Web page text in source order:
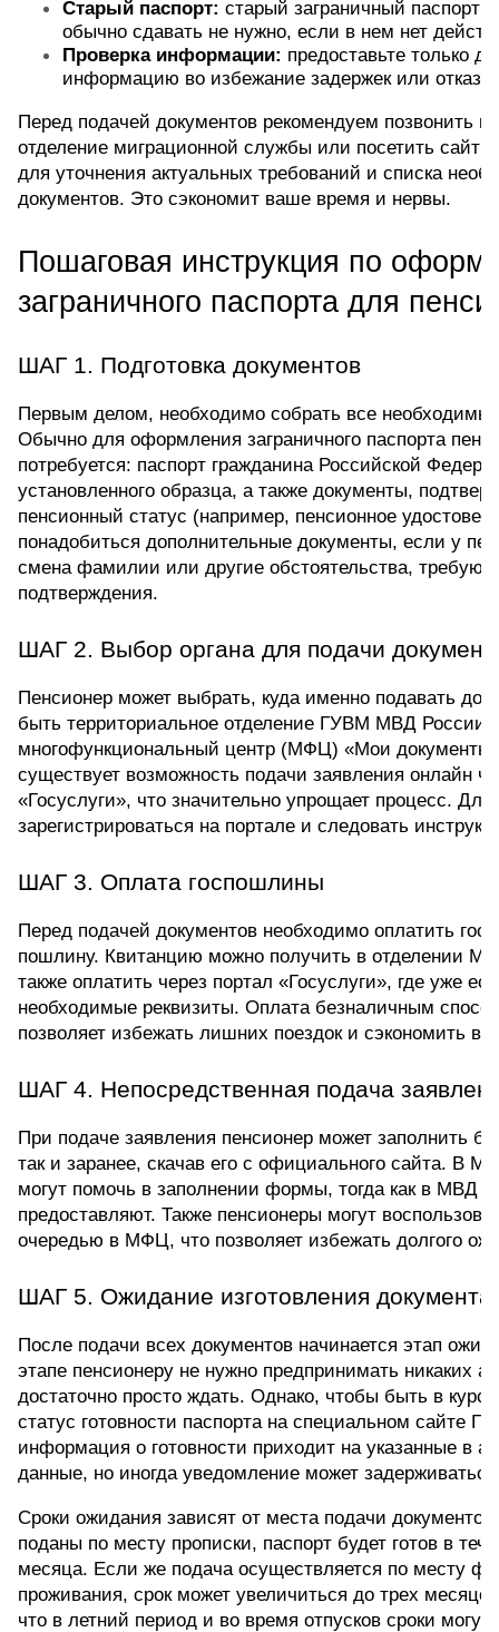
Старый паспорт: старый заграничный паспорт
обычно сдавать не нужно, если в нем нет
Проверка информации: предоставьте только
информацию во избежание задержек или
Перед подачей документов рекомендуем позвонить
отделение миграционной службы или посетить
для уточнения актуальных требований и списка
документов. Это сэкономит ваше время и нервы.
Пошаговая инструкция по
заграничного паспорта для
ШАГ 1. Подготовка документов
Первым делом, необходимо собрать все
Обычно для оформления заграничного паспорта
потребуется: паспорт гражданина Российской
установленного образца, а также документы,
пенсионный статус (например, пенсионное
понадобиться дополнительные документы, если у
смена фамилии или другие обстоятельства,
подтверждения.
ШАГ 2. Выбор органа для подачи
Пенсионер может выбрать, куда именно подавать
быть территориальное отделение ГУВМ МВД России
многофункциональный центр (МФЦ) «Мои
существует возможность подачи заявления онлайн
«Госуслуги», что значительно упрощает процесс. Для
зарегистрироваться на портале и следовать
ШАГ 3. Оплата госпошлины
Перед подачей документов необходимо оплатить
пошлину. Квитанцию можно получить в отделении
также оплатить через портал «Госуслуги», где уже
необходимые реквизиты. Оплата безналичным
позволяет избежать лишних поездок и сэкономить
ШАГ 4. Непосредственная подача
При подаче заявления пенсионер может заполнить
так и заранее, скачав его с официального сайта. В
могут помочь в заполнении формы, тогда как в МВД
предоставляют. Также пенсионеры могут
очередью в МФЦ, что позволяет избежать долгого
ШАГ 5. Ожидание изготовления документа
После подачи всех документов начинается этап
этапе пенсионеру не нужно предпринимать никаких
достаточно просто ждать. Однако, чтобы быть в
статус готовности паспорта на специальном сайте
информация о готовности приходит на указанные в
данные, но иногда уведомление может
Сроки ожидания зависят от места подачи
поданы по месту прописки, паспорт будет готов в
месяца. Если же подача осуществляется по месту
проживания, срок может увеличиться до трех
что в летний период и во время отпусков сроки могут